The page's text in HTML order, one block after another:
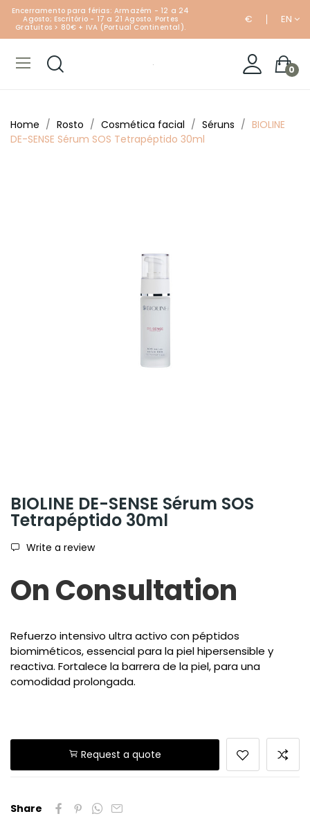
Encerramento para férias: Armazém - 12 a 24
Agosto; Escritório - 17 a 21 Agosto. Portes
Gratuitos > 80€ + IVA (Portual Continental).
€ EN
0
Home Rosto Cosmética facial Séruns
BIOLINE
DE-SENSE Sérum SOS Tetrapéptido 30ml
BIOLINE DE-SENSE Sérum SOS
Tetrapéptido 30ml
Write a review
On Consultation
Refuerzo intensivo ultra activo con péptidos
biomiméticos, essencial para la piel hipersensible y
reactiva. Fortalece la barrera de la piel, para una
comodidad prolongada.
Request a quote
Share